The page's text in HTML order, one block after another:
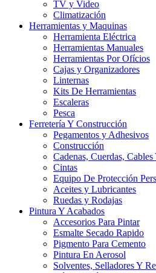
TV y Video
Climatización
Herramientas y Maquinas
Herramienta Eléctrica
Herramientas Manuales
Herramientas Por Ofícios
Cajas y Organizadores
Linternas
Kits De Herramientas
Escaleras
Pesca
Ferretería Y Construcción
Pegamentos y Adhesivos
Construcción
Cadenas, Cuerdas,
Cintas
Equipo De Protección
Aceites y Lubricantes
Ruedas y Rodajas
Pintura Y Acabados
Accesorios Para Pintar
Esmalte Secado Rapido
Pigmento Para Cemento
Pintura En Aerosol
Solventes, Selladores Y